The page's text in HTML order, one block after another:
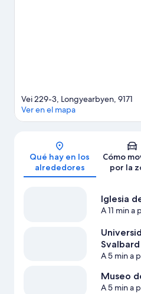
Vei 229-3, Longyearbyen, 9171
Ver en el mapa
Qué hay en los
alrededores
Cómo
por la
Iglesia
A 11 min a
Svalbard
A 5 min a
Museo
A 5 min a